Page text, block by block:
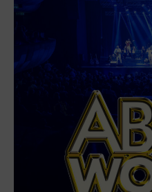
CØKAFE Dolní Vítkovice
FUTURE café
Catering
Ubytování
Hotel VP1
Vila Liběna